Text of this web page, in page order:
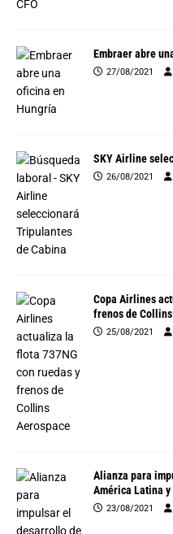
Embraer abre
27/08/2021
SKY Airline
26/08/2021
Copa Airlines
frenos de
25/08/2021
Alianza para
América Latina
23/08/2021